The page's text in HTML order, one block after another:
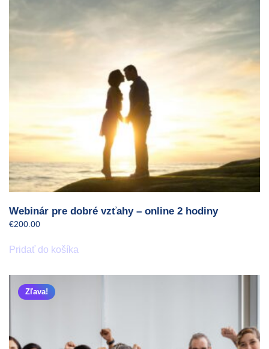
Webinár pre dobré vzťahy – online 2 hodiny
€200.00
Pridať do košíka
Zľava!